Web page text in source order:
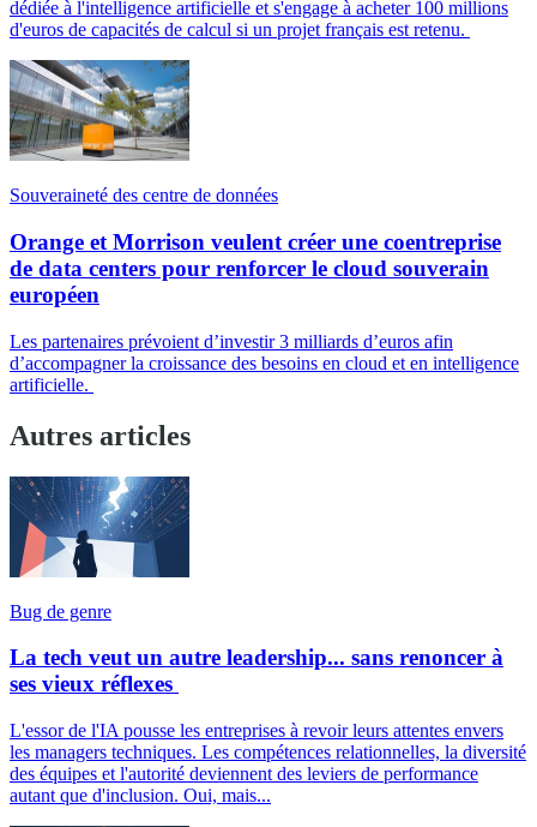
dédiée à l'intelligence artificielle et s'engage à acheter 100 millions
d'euros de capacités de calcul si un projet français est retenu.
Souveraineté des centre de données
Orange et Morrison veulent créer une coentreprise
de data centers pour renforcer le cloud souverain
européen
Les partenaires prévoient d’investir 3 milliards d’euros afin
d’accompagner la croissance des besoins en cloud et en intelligence
artificielle.
Autres articles
Bug de genre
La tech veut un autre leadership... sans renoncer à
ses vieux réflexes
L'essor de l'IA pousse les entreprises à revoir leurs attentes envers
les managers techniques. Les compétences relationnelles, la diversité
des équipes et l'autorité deviennent des leviers de performance
autant que d'inclusion. Oui, mais...